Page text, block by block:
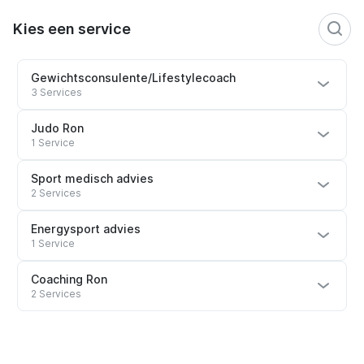
Kies een service
Gewichtsconsulente/Lifestylecoach
3 Services
Judo Ron
1 Service
Sport medisch advies
2 Services
Energysport advies
1 Service
Coaching Ron
2 Services